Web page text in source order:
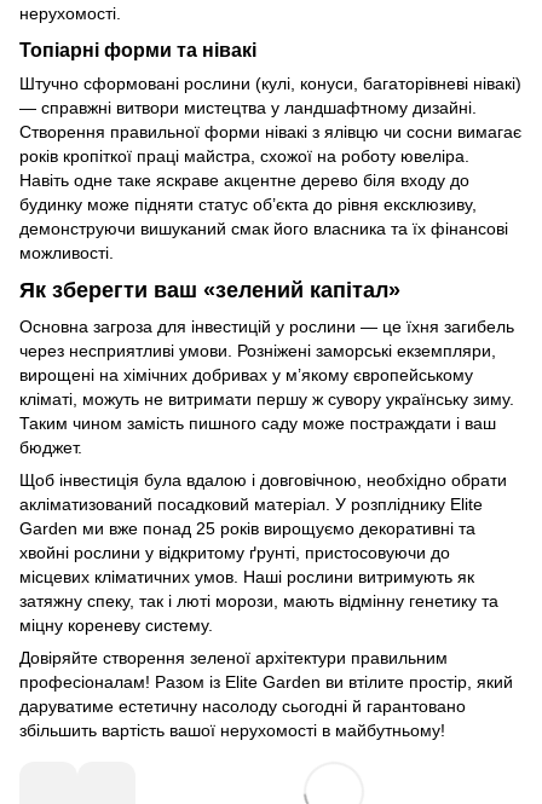
нерухомості.
Топіарні форми та нівакі
Штучно сформовані рослини (кулі, конуси, багаторівневі нівакі)
— справжні витвори мистецтва у ландшафтному дизайні.
Створення правильної форми нівакі з ялівцю чи сосни вимагає
років кропіткої праці майстра, схожої на роботу ювеліра.
Навіть одне таке яскраве акцентне дерево біля входу до
будинку може підняти статус об’єкта до рівня ексклюзиву,
демонструючи вишуканий смак його власника та їх фінансові
можливості.
Як зберегти ваш «зелений капітал»
Основна загроза для інвестицій у рослини — це їхня загибель
через несприятливі умови. Розніжені заморські екземпляри,
вирощені на хімічних добривах у м’якому європейському
кліматі, можуть не витримати першу ж сувору українську зиму.
Таким чином замість пишного саду може постраждати і ваш
бюджет.
Щоб інвестиція була вдалою і довговічною, необхідно обрати
акліматизований посадковий матеріал. У розпліднику Elite
Garden ми вже понад 25 років вирощуємо декоративні та
хвойні рослини у відкритому ґрунті, пристосовуючи до
місцевих кліматичних умов. Наші рослини витримують як
затяжну спеку, так і люті морози, мають відмінну генетику та
міцну кореневу систему.
Довіряйте створення зеленої архітектури правильним
професіоналам! Разом із Elite Garden ви втілите простір, який
даруватиме естетичну насолоду сьогодні й гарантовано
збільшить вартість вашої нерухомості в майбутньому!